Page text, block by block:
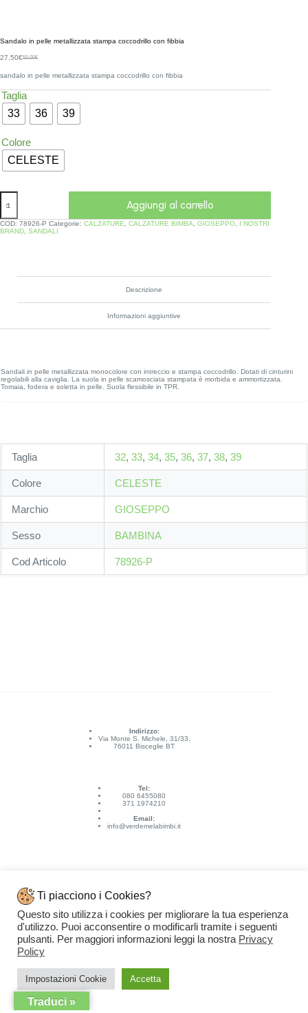
Sandalo in pelle metallizzata stampa coccodrillo con fibbia
55,00€
27,50€
sandalo in pelle metallizzata stampa coccodrillo con fibbia
Taglia
33
36 39
Colore
CELESTE
Aggiungi al carrello
COD: 78926-P Categorie: CALZATURE CALZATURE BIMBA GIOSEPPO
I NOSTRI
BRAND SANDALI
Descrizione
Informazioni aggiuntive
Sandali in pelle metallizzata monocolore con intreccio e stampa coccodrillo. Dotati di cinturini
regolabili alla caviglia. La suola in pelle scamosciata stampata è morbida e ammortizzata.
Tomaia, fodera e soletta in pelle. Suola flessibile in TPR.
Taglia 32, 33, 34, 35, 36, 37, 38, 39
Colore CELESTE
Marchio GIOSEPPO
Sesso BAMBINA
Cod Articolo 78926-P
Indirizzo:
Via Monte S. Michele, 31/33,
76011 Bisceglie BT
Tel:
080 6455080
371 1974210
Email:
info@verdemelabimbi.it
Link Utili
Spedizioni e pagamenti
Condizioni di vendita
Ti piacciono i Cookies?
Questo sito utilizza i cookies per migliorare la tua esperienza
d'utilizzo. Puoi acconsentire o modificarli tramite i seguenti
pulsanti. Per maggiori informazioni leggi la nostra Privacy
Policy
Impostazioni Cookie Accetta
Traduci »